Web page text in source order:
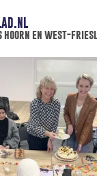
hoorn en west-